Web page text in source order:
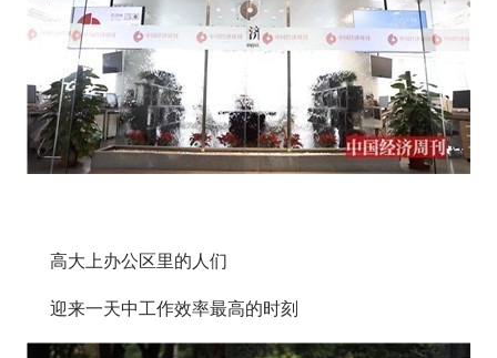
高大上办公区里的人们
迎来一天中工作效率最高的时刻